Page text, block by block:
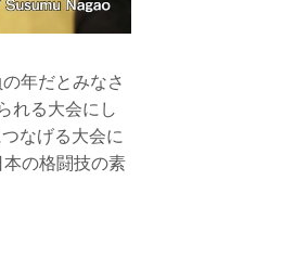
年だとみなさ
れる大会にし
なげる大会に
の格闘技の素